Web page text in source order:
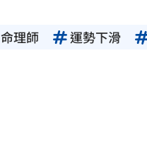
命理師 運勢下滑